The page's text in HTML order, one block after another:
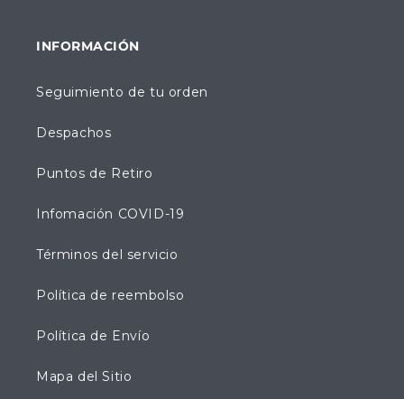
INFORMACIÓN
Seguimiento de tu orden
Despachos
Puntos de Retiro
Infomación COVID-19
Términos del servicio
Política de reembolso
Política de Envío
Mapa del Sitio